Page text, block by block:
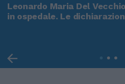
Leonardo Maria Del
in ospedale. Le